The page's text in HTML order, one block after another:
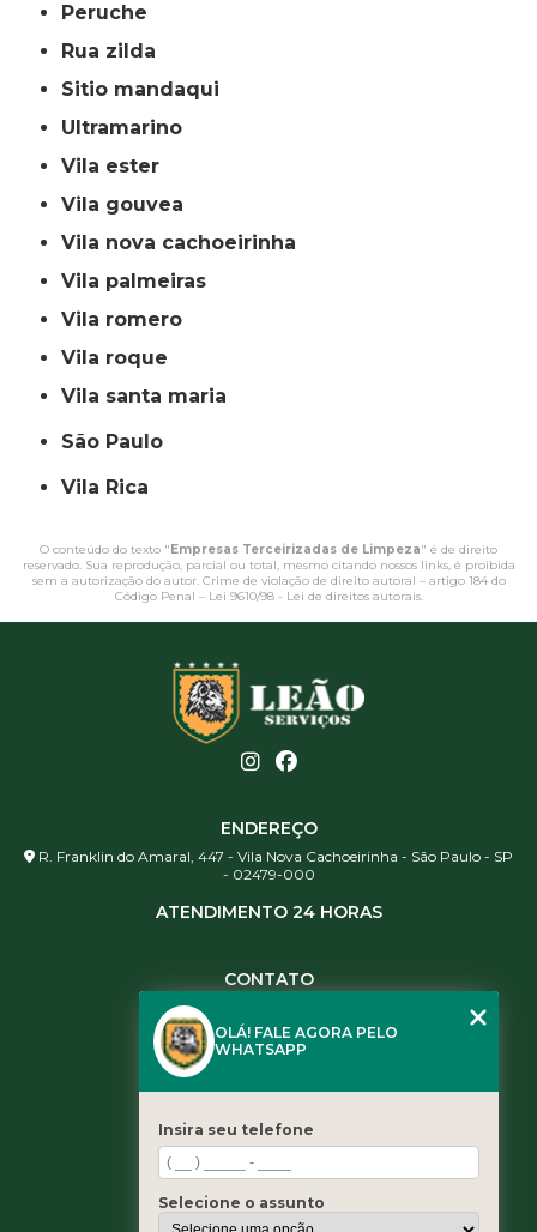
peruche
rua zilda
sitio mandaqui
ultramarino
vila ester
vila gouvea
vila nova cachoeirinha
vila palmeiras
vila romero
vila roque
vila santa maria
São Paulo
Vila Rica
O conteúdo do texto " Empresas Terceirizadas de Limpeza" é de direito
reservado. Sua reprodução, parcial ou total, mesmo citando nossos links, é proibida
sem a autorização do autor. Crime de violação de direito autoral – artigo 184 do
Código Penal – Lei 9610/98 - Lei de direitos autorais.
ENDEREÇO
R. Franklin do Amaral, 447 - Vila Nova Cachoeirinha - São Paulo - SP
- 02479-000
ATENDIMENTO 24 HORAS
CONTATO
(11) 3461-5871
contato@leaoservicos.com.br
Home
Quem somos
OLÁ! FALE AGORA PELO
WHATSAPP
Insira seu telefone
Selecione o assunto